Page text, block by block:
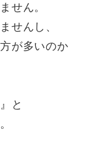
せん。
せんし、
が多いのか
と